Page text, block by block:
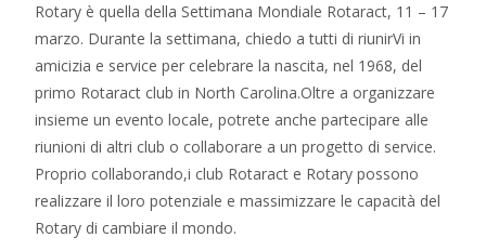
Rotary è quella della Settimana Mondiale Rotaract, 11 – 17
marzo. Durante la settimana, chiedo a tutti di riunirVi in
amicizia e service per celebrare la nascita, nel 1968, del
primo Rotaract club in North Carolina.Oltre a organizzare
insieme un evento locale, potrete anche partecipare alle
riunioni di altri club o collaborare a un progetto di service.
Proprio collaborando,i club Rotaract e Rotary possono
realizzare il loro potenziale e massimizzare le capacità del
Rotary di cambiare il mondo.